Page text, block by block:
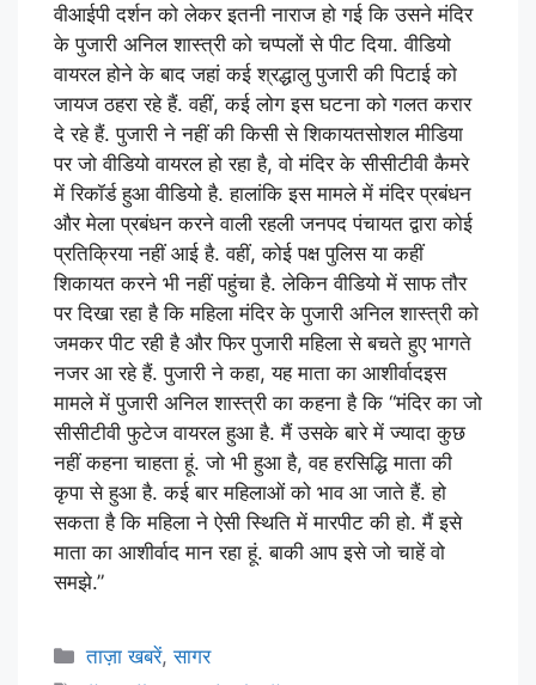
वीआईपी दर्शन को लेकर इतनी नाराज हो गई कि उसने मंदिर
के पुजारी अनिल शास्त्री को चप्पलों से पीट दिया. वीडियो
वायरल होने के बाद जहां कई श्रद्धालु पुजारी की पिटाई को
जायज ठहरा रहे हैं. वहीं, कई लोग इस घटना को गलत करार
दे रहे हैं. पुजारी ने नहीं की किसी से शिकायतसोशल मीडिया
पर जो वीडियो वायरल हो रहा है, वो मंदिर के सीसीटीवी कैमरे
में रिकॉर्ड हुआ वीडियो है. हालांकि इस मामले में मंदिर प्रबंधन
और मेला प्रबंधन करने वाली रहली जनपद पंचायत द्वारा कोई
प्रतिक्रिया नहीं आई है. वहीं, कोई पक्ष पुलिस या कहीं
शिकायत करने भी नहीं पहुंचा है. लेकिन वीडियो में साफ तौर
पर दिखा रहा है कि महिला मंदिर के पुजारी अनिल शास्त्री को
जमकर पीट रही है और फिर पुजारी महिला से बचते हुए भागते
नजर आ रहे हैं. पुजारी ने कहा, यह माता का आशीर्वादइस
मामले में पुजारी अनिल शास्त्री का कहना है कि “मंदिर का जो
सीसीटीवी फुटेज वायरल हुआ है. मैं उसके बारे में ज्यादा कुछ
नहीं कहना चाहता हूं. जो भी हुआ है, वह हरसिद्धि माता की
कृपा से हुआ है. कई बार महिलाओं को भाव आ जाते हैं. हो
सकता है कि महिला ने ऐसी स्थिति में मारपीट की हो. मैं इसे
माता का आशीर्वाद मान रहा हूं. बाकी आप इसे जो चाहें वो
समझे.”
ताज़ा खबरें,सागर